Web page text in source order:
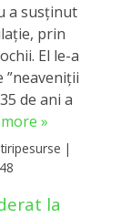
a susținut
prin
El le-a
”neaveniții
de ani a
»
|
la